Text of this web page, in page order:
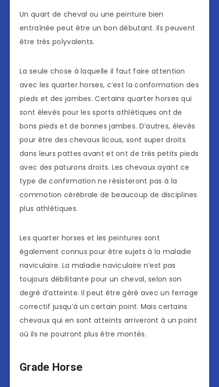
Un quart de cheval ou une peinture bien
entraînée peut être un bon débutant. Ils peuvent
être très polyvalents.
La seule chose à laquelle il faut faire attention
avec les quarter horses, c’est la conformation des
pieds et des jambes. Certains quarter horses qui
sont élevés pour les sports athlétiques ont de
bons pieds et de bonnes jambes. D’autres, élevés
pour être des chevaux licous, sont super droits
dans leurs pattes avant et ont de très petits pieds
avec des paturons droits. Les chevaux ayant ce
type de confirmation ne résisteront pas à la
commotion cérébrale de beaucoup de disciplines
plus athlétiques.
Les quarter horses et les peintures sont
également connus pour être sujets à la maladie
naviculaire. La maladie naviculaire n’est pas
toujours débilitante pour un cheval, selon son
degré d’atteinte. Il peut être géré avec un ferrage
correctif jusqu’à un certain point. Mais certains
chevaux qui en sont atteints arriveront à un point
où ils ne pourront plus être montés.
Grade Horse